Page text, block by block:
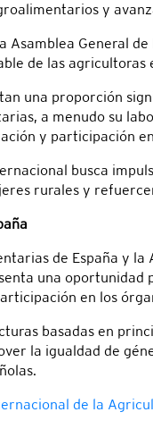
y
Asamblea General
de las
una proporción
a menudo su
y participación
busca
rurales y
de España y
una oportunidad
en los
basadas en
la igualdad de
de la